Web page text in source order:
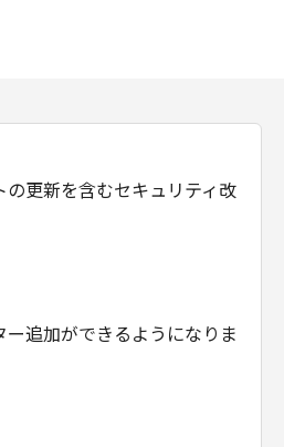
更新を含むセキュリティ改
追加ができるようになりま